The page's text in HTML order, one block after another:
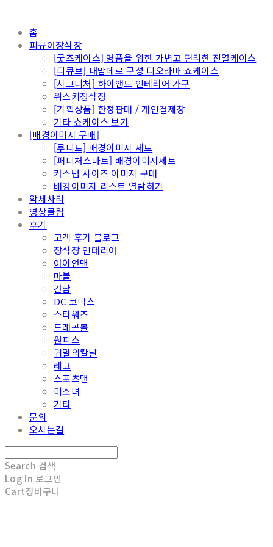
홈
피규어장식장
[굿즈케이스] 명품을 위한 가볍고 편리한 진열케이스
[디큐브] 내맘데로 구성 디오라마 쇼케이스
[시그니처] 하이앤드 인테리어 가구
위스키장식장
[기획상품] 한정판매 / 개인결제창
기타 쇼케이스 보기
[배경이미지 구매]
[루니트] 배경이미지 세트
[퍼니처스마트] 배경이미지세트
커스텀 사이즈 이미지 구매
배경이미지 리스트 열람하기
악세사리
영상클립
후기
고객 후기 블로그
장식장 인테리어
아이언맨
마블
건담
DC 코믹스
스타워즈
드래곤볼
원피스
귀멸의칼날
레고
스포츠맨
미소녀
기타
문의
오시는길
Search 검색
Log In 로그인
Cart장바구니